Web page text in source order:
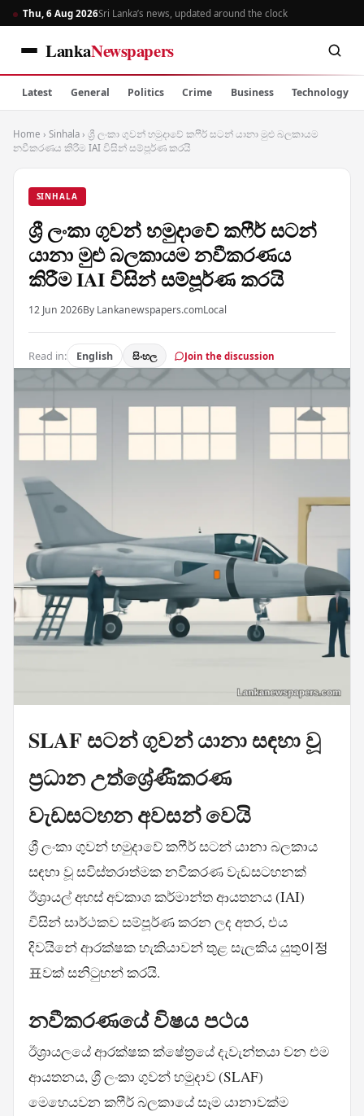
Thu, 6 Aug 2026Sri Lanka’s news, updated around the clock
LankaNewspapers
Latest General Politics Crime Business Technology
Home › Sinhala › ශ්‍රී ලංකා ගුවන් හමුදාවේ කෆීර් සටන් යානා මුළු බලකායම
නවීකරණය කිරීම IAI විසින් සම්පූර්ණ කරයි
SINHALA
ශ්‍රී ලංකා ගුවන් හමුදාවේ කෆීර් සටන්
යානා මුළු බලකායම නවීකරණය
කිරීම IAI විසින් සම්පූර්ණ කරයි
12 Jun 2026By Lankanewspapers.comLocal
Read in: English සිංහල Join the discussion
SLAF සටන් ගුවන් යානා සඳහා වූ
ප්‍රධාන උත්ශ්‍රේණීකරණ
වැඩසටහන අවසන් වෙයි
ශ්‍රී ලංකා ගුවන් හමුදාවේ කෆීර් සටන් යානා බලකාය
සඳහා වූ සවිස්තරාත්මක නවීකරණ වැඩසටහනක්
ඊශ්‍රායල් අහස් අවකාශ කර්මාන්ත ආයතනය (IAI)
විසින් සාර්ථකව සම්පූර්ණ කරන ලද අතර, එය
දිවයිනේ ආරක්ෂක හැකියාවන් තුළ සැලකිය යුතු이정
표වක් සනිටුහන් කරයි.
නවීකරණයේ විෂය පථය
ඊශ්‍රායලයේ ආරක්ෂක ක්ෂේත්‍රයේ දැවැන්තයා වන එම
ආයතනය, ශ්‍රී ලංකා ගුවන් හමුදාව (SLAF)
මෙහෙයවන කෆීර් බලකායේ සෑම යානාවක්ම